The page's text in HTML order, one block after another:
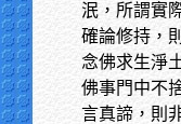
泯，所謂實
確論修持，
念佛求生淨
佛事門中不
言真諦，則